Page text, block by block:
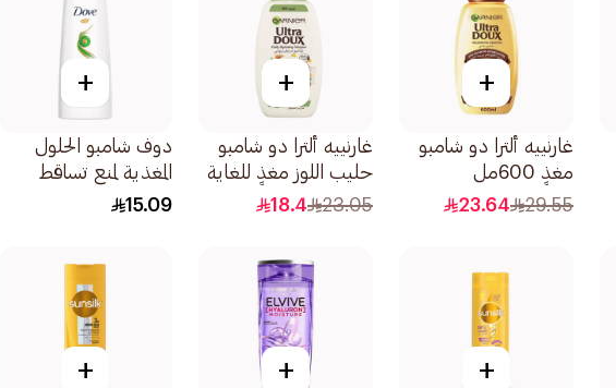
+
غارنييه ألترا دو شامبو
مغذٍ 600مل
29.55
23.64
+
غارنييه ألترا دو شامبو
حليب اللوز مغذٍ للغاية
400مل
23.05
18.4
+
دوف شامبو الحلول
المغذية لمنع تساقط
الشعر 200مل
15.09
+
+
+